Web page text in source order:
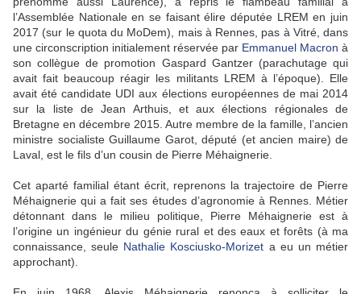
l’Assemblée Nationale en se faisant élire députée LREM en juin
2017 (sur le quota du MoDem), mais à Rennes, pas à Vitré, dans
une circonscription initialement réservée par Emmanuel Macron à
son collègue de promotion Gaspard Gantzer (parachutage qui
avait fait beaucoup réagir les militants LREM à l’époque). Elle
avait été candidate UDI aux élections européennes de mai 2014
sur la liste de Jean Arthuis, et aux élections régionales de
Bretagne en décembre 2015. Autre membre de la famille, l’ancien
ministre socialiste Guillaume Garot, député (et ancien maire) de
Laval, est le fils d’un cousin de Pierre Méhaignerie.
Cet aparté familial étant écrit, reprenons la trajectoire de Pierre
Méhaignerie qui a fait ses études d’agronomie à Rennes. Métier
détonnant dans le milieu politique, Pierre Méhaignerie est à
l’origine un ingénieur du génie rural et des eaux et forêts (à ma
connaissance, seule Nathalie Kosciusko-Morizet a eu un métier
approchant).